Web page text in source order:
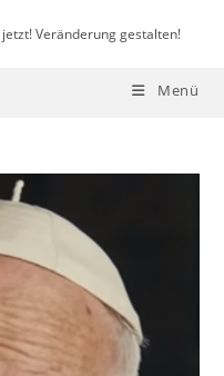
Veränderung gestalten!
Menü